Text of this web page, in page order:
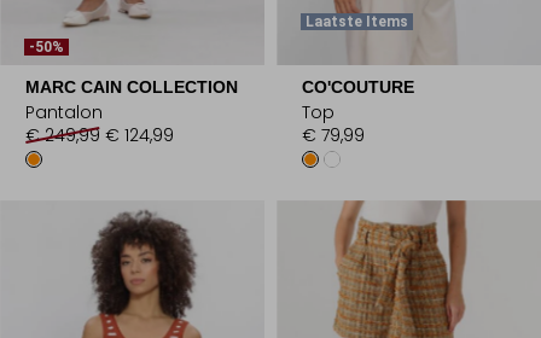
-50%
MARC CAIN COLLECTION
Pantalon
€ 249,99 € 124,99
Laatste Items
CO'COUTURE
Top
€ 79,99